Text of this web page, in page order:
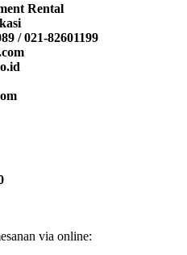
Rental
/ 021-82601199
via online: